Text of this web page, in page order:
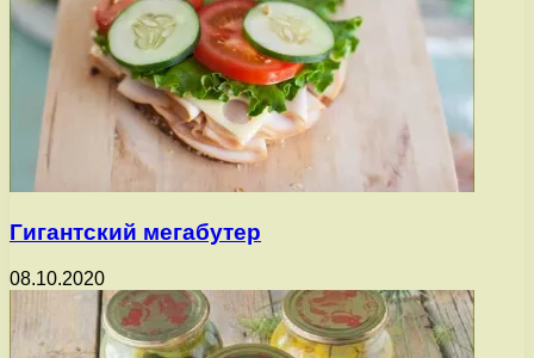
Гигантский мегабутер
08.10.2020